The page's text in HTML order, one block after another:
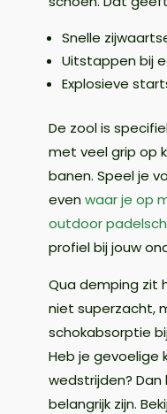
Snelle
Uitstappen bij
Explosieve
De zool is
met veel grip op
banen. Speel je
evenwaar je op
outdoor
profiel bij jouw
Qua demping zit
niet superzacht,
schokabsorptie
Heb je gevoelige
wedstrijden?
belangrijk zijn.